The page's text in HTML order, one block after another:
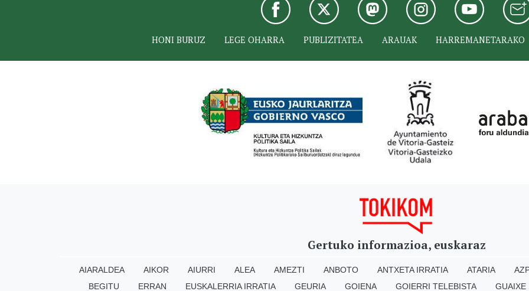
HONI BURUZ LEGE OHARRA PUBLIZITATEA ARAUAK HARREMANETARAKO
Gertuko informazioa, euskaraz
AIARALDEA AIKOR AIURRI ALEA AMEZTI ANBOTO ANTXETA IRRATIA ATARIA
BEGITU
ERRAN EUSKALERRIA IRRATIA GEURIA GOIENA GOIERRI TELEBISTA GUAIXE